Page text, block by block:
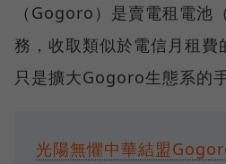
（Gogoro）是賣電租電池
務，收取類似於電信月租費
只是擴大Gogoro生態系的
光陽無懼中華結盟